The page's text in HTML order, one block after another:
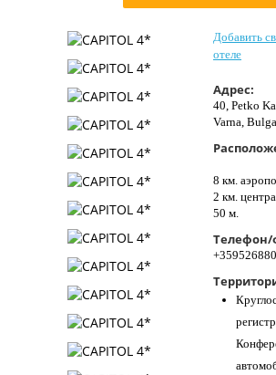
Контакты
Добавить
отеле
Адрес:
40, Petko
Varna,
8 км.
2 км.
50 м.
Телефон/